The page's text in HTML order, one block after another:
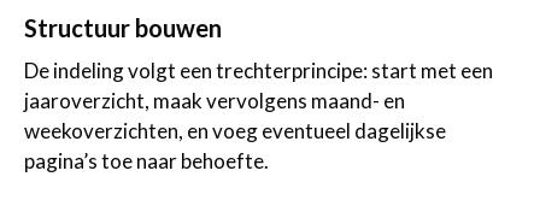
Structuur bouwen
De indeling volgt een trechterprincipe: start met een
jaaroverzicht, maak vervolgens maand- en
weekoverzichten, en voeg eventueel dagelijkse
pagina’s toe naar behoefte.